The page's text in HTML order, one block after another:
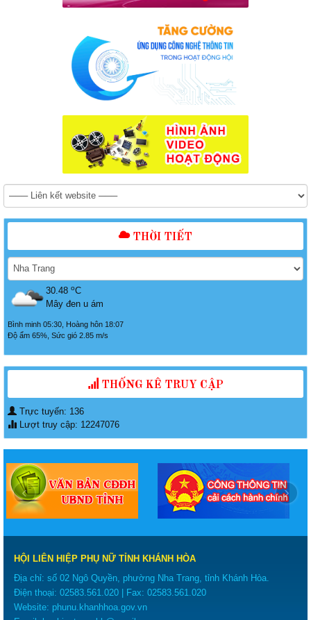
THỜI TIẾT
30.48 oC
Mây đen u ám
Bình minh 05:30, Hoàng hôn 18:07
Độ ẩm 65%, Sức gió 2.85 m/s
THỐNG KÊ TRUY CẬP
Trực tuyến: 136
Lượt truy cập: 12247076
‹ ›
HỘI LIÊN HIỆP PHỤ NỮ TỈNH KHÁNH HÒA
Địa chỉ: số 02 Ngô Quyền, phường Nha Trang, tỉnh Khánh Hòa.
Điện thoại: 02583.561.020 | Fax: 02583.561.020
Website: phunu.khanhhoa.gov.vn